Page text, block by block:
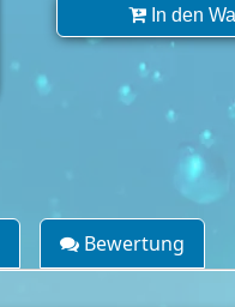
In den
Bewertung